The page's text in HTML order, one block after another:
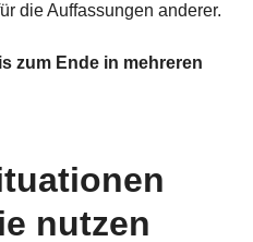
die Auffassungen anderer.
zum Ende in mehreren
nutzen